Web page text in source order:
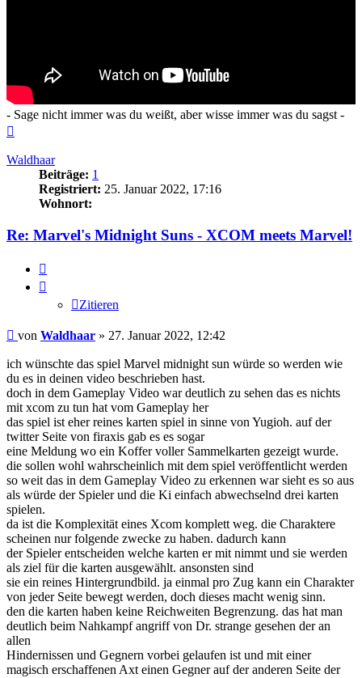
- Sage nicht immer was du weißt, aber wisse immer was du sagst -
Waldhaar
Beiträge: 1
Registriert: 25. Januar 2022, 17:16
Wohnort:
Re: Marvel's Midnight Suns - XCOM meets Marvel!
Zitieren
Beitrag
von Waldhaar » 27. Januar 2022, 12:42
ich wünschte das spiel Marvel midnight sun würde so werden wie
du es in deinen video beschrieben hast.
doch in dem Gameplay Video war deutlich zu sehen das es nichts
mit xcom zu tun hat vom Gameplay her
das spiel ist eher reines karten spiel in sinne von Yugioh. auf der
twitter Seite von firaxis gab es es sogar
eine Meldung wo ein Koffer voller Sammelkarten gezeigt wurde.
die sollen wohl wahrscheinlich mit dem spiel veröffentlicht werden
so weit das in dem Gameplay Video zu erkennen war sieht es so aus
als würde der Spieler und die Ki einfach abwechselnd drei karten
spielen.
da ist die Komplexität eines Xcom komplett weg. die Charaktere
scheinen nur folgende zwecke zu haben. dadurch kann
der Spieler entscheiden welche karten er mit nimmt und sie werden
als ziel für die karten ausgewählt. ansonsten sind
sie ein reines Hintergrundbild. ja einmal pro Zug kann ein Charakter
von jeder Seite bewegt werden, doch dieses macht wenig sinn.
den die karten haben keine Reichweiten Begrenzung. das hat man
deutlich beim Nahkampf angriff von Dr. strange gesehen der an
allen
Hindernissen und Gegnern vorbei gelaufen ist und mit einer
magisch erschaffenen Axt einen Gegner auf der anderen Seite der